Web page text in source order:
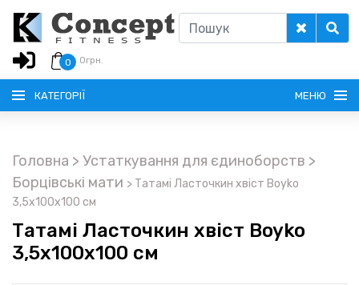
0 0грн.
КАТЕГОРІЇ МЕНЮ
РУССКИЙ
ГОЛОВНА
ДОСТАВКА
Головна > Устаткування для єдиноборств >
Борцівські мати > Татамі Ласточкин хвіст Boyko
3,5х100х100 см
Татамі Ласточкин хвіст Boyko
3,5х100х100 см